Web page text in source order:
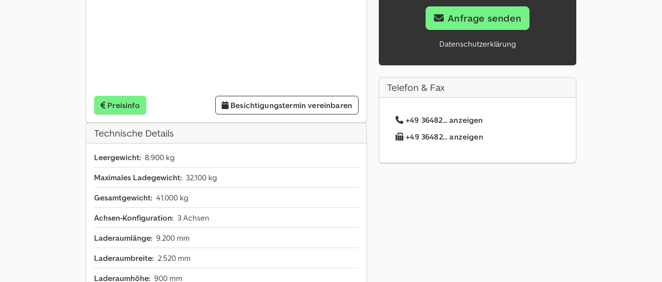
Preisinfo Besichtigungstermin vereinbaren
Technische Details
Leergewicht: 8.900 kg
Maximales Ladegewicht: 32.100 kg
Gesamtgewicht: 41.000 kg
Achsen-Konfiguration: 3 Achsen
Laderaumlänge: 9.200 mm
Laderaumbreite: 2.520 mm
Laderaumhöhe: 900 mm
Anfrage senden
Datenschutzerklärung
Telefon & Fax
+49 36482... anzeigen
+49 36482... anzeigen